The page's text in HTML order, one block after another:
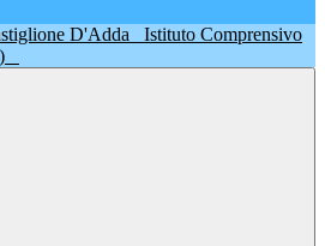
Istituto Comprensivo